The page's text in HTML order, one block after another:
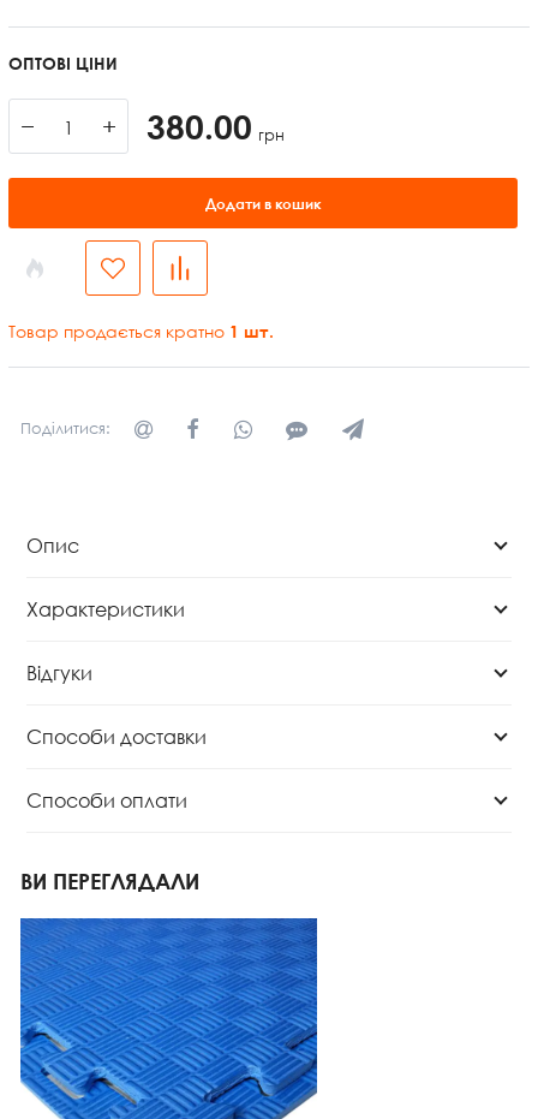
ОПТОВІ ЦІНИ
− + 380.00 грн
Додати в кошик
Товар продається кратно 1 шт.
Поділитися:
Опис
Характеристики
Відгуки
Способи доставки
Способи оплати
ВИ ПЕРЕГЛЯДАЛИ